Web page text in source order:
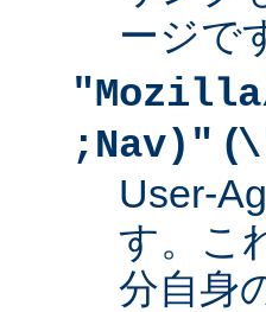
ージで
;Nav)" (
User-
す。こ
分自身